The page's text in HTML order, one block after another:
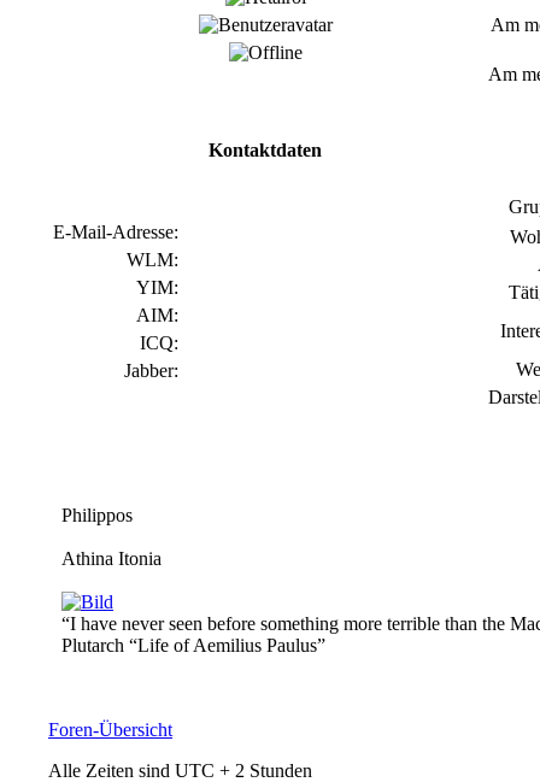
Am
Am
Kontaktdaten
E-Mail-Adresse:
WLM:
YIM:
AIM:
ICQ:
Jabber:
Philippos
Athina Itonia
“I have never seen before something more terrible than the
Plutarch “Life of Aemilius Paulus”
Foren-Übersicht
Alle Zeiten sind UTC + 2 Stunden